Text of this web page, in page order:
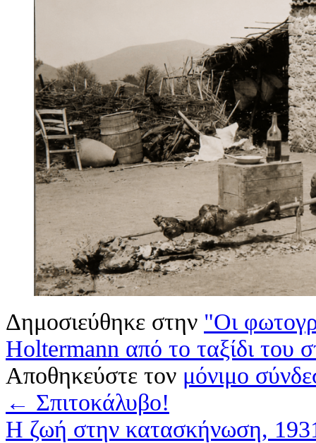
Δημοσιεύθηκε στην "Οι
Holtermann από το ταξίδι του
Αποθηκεύστε τον μόνιμο
← Σπιτοκάλυβο!
Η ζωή στην κατασκήνωση,